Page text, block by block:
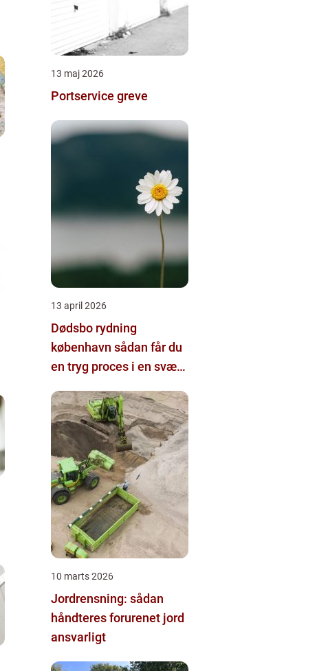
13 maj 2026
Portservice greve
13 april 2026
Dødsbo rydning
københavn sådan får du
en tryg proces i en svær
10 marts 2026
Jordrensning: sådan
håndteres forurenet jord
ansvarligt